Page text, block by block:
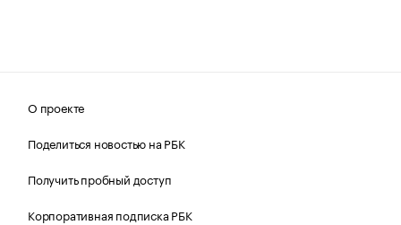
О проекте
Поделиться новостью на РБК
Получить пробный доступ
Корпоративная подписка РБК